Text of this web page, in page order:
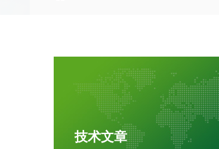
更多
在线咨询
技术文章